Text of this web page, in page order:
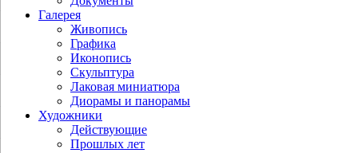
Галерея
Живопись
Графика
Иконопись
Скульптура
Лаковая миниатюра
Диорамы и панорамы
Художники
Действующие
Прошлых лет